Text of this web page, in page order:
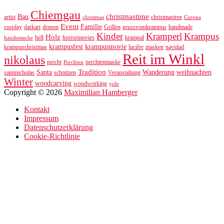
artist Bau Chiemgau christmas christmastime christmastree Corona
cosplay darkart demon Event Familie Grillen grussvomkrampus handmade
hausbesuche hell Holz horrormovies Kinder krampal KramperlKrampus
krampuschristmas krampusfest krampusmovie lucifer masken navidad
nikolaus percht Perchten perchtenmaske Reit im Winkl
saintnicholas Santa schnitzen Tradition Veranstaltung Wanderung weihnachten
Winter woodcarving woodworking yule
Copyright © 2026 Maximilian Hamberger
Kontakt
Impressum
Datenschutzerklärung
Cookie-Richtlinie